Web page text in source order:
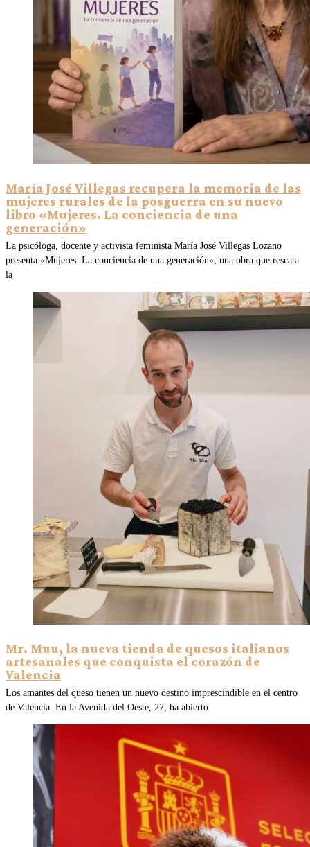
María José Villegas recupera la memoria de las
mujeres rurales de la posguerra en su nuevo
libro «Mujeres. La conciencia de una
generación»
La psicóloga, docente y activista feminista María José Villegas Lozano
presenta «Mujeres. La conciencia de una generación», una obra que rescata
la
Mr. Muu, la nueva tienda de quesos italianos
artesanales que conquista el corazón de
Valencia
Los amantes del queso tienen un nuevo destino imprescindible en el centro
de Valencia. En la Avenida del Oeste, 27, ha abierto